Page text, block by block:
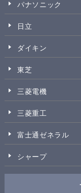
パナソニック
日立
ダイキン
東芝
三菱電機
三菱重工
富士通ゼネラル
シャープ